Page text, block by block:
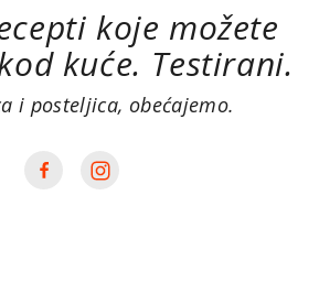
koje možete
kuće. Testirani.
i posteljica, obećajemo.